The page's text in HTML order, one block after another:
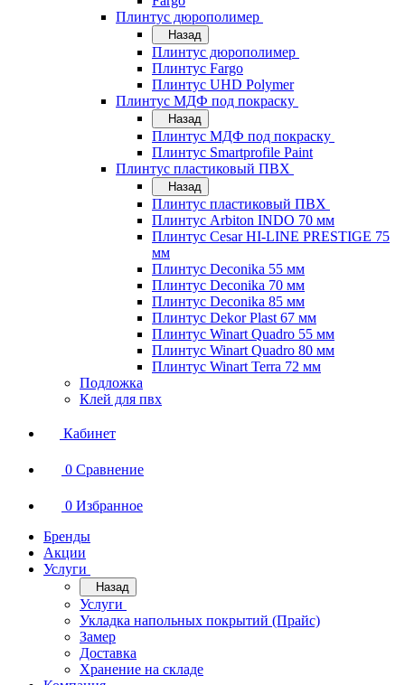
Плинтус дюрополимер
Назад
Плинтус дюрополимер
Плинтус Fargo
Плинтус UHD Polymer
Плинтус МДФ под покраску
Назад
Плинтус МДФ под покраску
Плинтус Smartprofile Paint
Плинтус пластиковый ПВХ
Назад
Плинтус пластиковый ПВХ
Плинтус Arbiton INDO 70 мм
Плинтус Cesar HI-LINE PRESTIGE 75
мм
Плинтус Deconika 55 мм
Плинтус Deconika 70 мм
Плинтус Deconika 85 мм
Плинтус Dekor Plast 67 мм
Плинтус Winart Quadro 55 мм
Плинтус Winart Quadro 80 мм
Плинтус Winart Terra 72 мм
Подложка
Клей для пвх
Кабинет
0 Сравнение
0 Избранное
Бренды
Акции
Услуги
Назад
Услуги
Укладка напольных покрытий (Прайс)
Замер
Доставка
Хранение на складе